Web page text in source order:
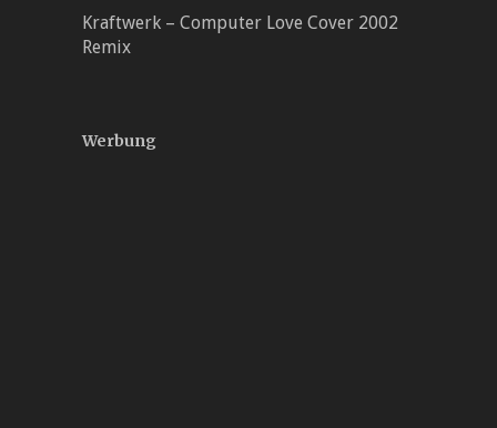
Kraftwerk – Computer Love Cover 2002
Remix
Werbung